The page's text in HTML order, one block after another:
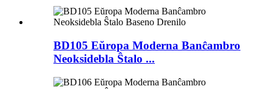
BD105 Eŭropa Moderna Banĉambro
Neoksidebla Ŝtalo ...